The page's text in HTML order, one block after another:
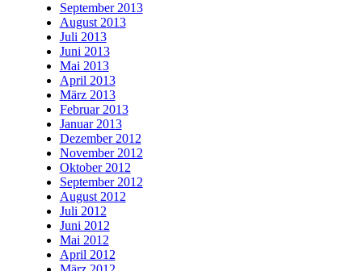
September 2013
August 2013
Juli 2013
Juni 2013
Mai 2013
April 2013
März 2013
Februar 2013
Januar 2013
Dezember 2012
November 2012
Oktober 2012
September 2012
August 2012
Juli 2012
Juni 2012
Mai 2012
April 2012